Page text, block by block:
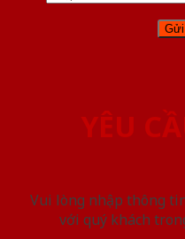
YÊU
Vui lòng nhập thông
với quý khách